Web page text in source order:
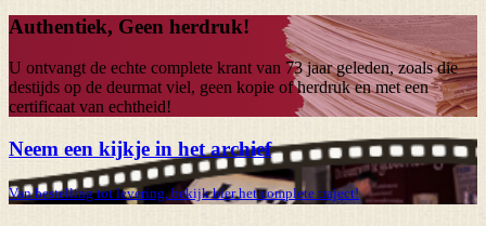
Authentiek, Geen herdruk!
U ontvangt de echte complete krant van 73 jaargeleden, zoals die
destijds op de deurmat viel, geen kopie of herdruk en met een
certificaat van echtheid!
Neem een kijkje in het archief
Van bestelling tot levering, bekijk hier het complete traject!